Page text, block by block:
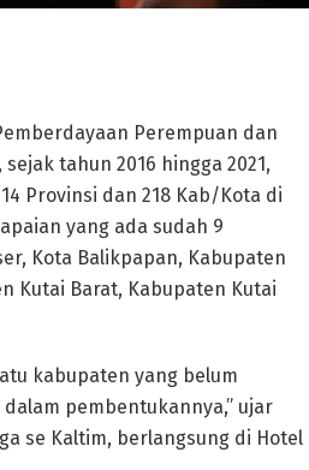
Perempuan dan
tahun 2016 hingga 2021,
Provinsi dan 218 Kab/Kota di
yang ada sudah 9
Kota Balikpapan, Kabupaten
Kutai Barat, Kabupaten Kutai
kabupaten yang belum
pembentukannya,” ujar
se Kaltim, berlangsung di Hotel